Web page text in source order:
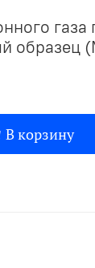
газа
образец
В корзину